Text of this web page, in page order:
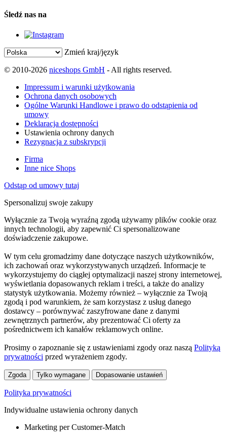
Śledź nas na
Zmień kraj/język
© 2010-2026 niceshops GmbH - All rights reserved.
Impressum i warunki użytkowania
Ochrona danych osobowych
Ogólne Warunki Handlowe i prawo do odstąpienia od
umowy
Deklaracja dostępności
Ustawienia ochrony danych
Rezygnacja z subskrypcji
Firma
Inne nice Shops
Odstąp od umowy tutaj
Spersonalizuj swoje zakupy
Wyłącznie za Twoją wyraźną zgodą używamy plików cookie oraz
innych technologii, aby zapewnić Ci spersonalizowane
doświadczenie zakupowe.
W tym celu gromadzimy dane dotyczące naszych użytkowników,
ich zachowań oraz wykorzystywanych urządzeń. Informacje te
wykorzystujemy do ciągłej optymalizacji naszej strony internetowej,
wyświetlania dopasowanych reklam i treści, a także do analizy
statystyk użytkowania. Możemy również – wyłącznie za Twoją
zgodą i pod warunkiem, że sam korzystasz z usług danego
dostawcy – porównywać zaszyfrowane dane z danymi
zewnętrznych partnerów, aby prezentować Ci oferty za
pośrednictwem ich kanałów reklamowych online.
Prosimy o zapoznanie się z ustawieniami zgody oraz naszą Polityką
prywatności przed wyrażeniem zgody.
Zgoda Tylko wymagane Dopasowanie ustawień
Polityka prywatności
Indywidualne ustawienia ochrony danych
Marketing per Customer-Match